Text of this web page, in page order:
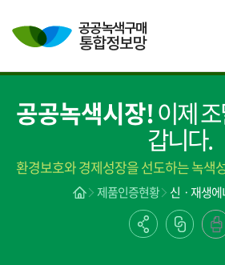
공공녹색시장!이제
갑니다.
환경보호와 경제성장을 선도하는 녹색
제품인증현황 신ㆍ재생